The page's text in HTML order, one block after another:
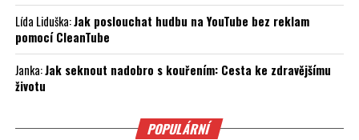
Lída Liduška:Jak poslouchat hudbu na YouTube bez reklam
pomocí CleanTube
Janka:Jak seknout nadobro s kouřením: Cesta ke zdravějšímu
životu
POPULÁRNÍ